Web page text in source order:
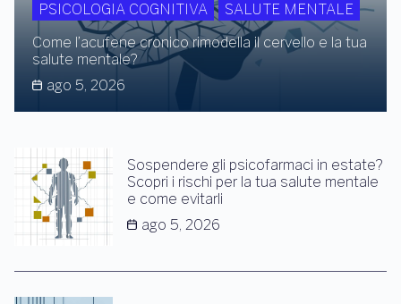
PSICOLOGIA COGNITIVA
SALUTE MENTALE
Come l’acufene cronico rimodella il cervello e la tua
salute mentale?
ago 5, 2026
Sospendere gli psicofarmaci in estate?
Scopri i rischi per la tua salute mentale
e come evitarli
ago 5, 2026